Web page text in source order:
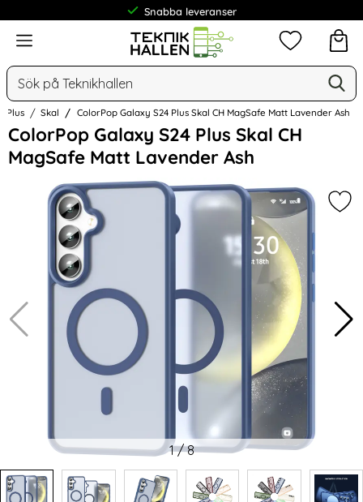
Snabba leveranser
Meny
Sök
Mina
Plus Skal ColorPop Galaxy S24 Plus Skal CH MagSafe Matt Lavender Ash
ColorPop Galaxy S24 Plus Skal CH
MagSafe Matt Lavender Ash
Hoppa
över
Bilder
1/8